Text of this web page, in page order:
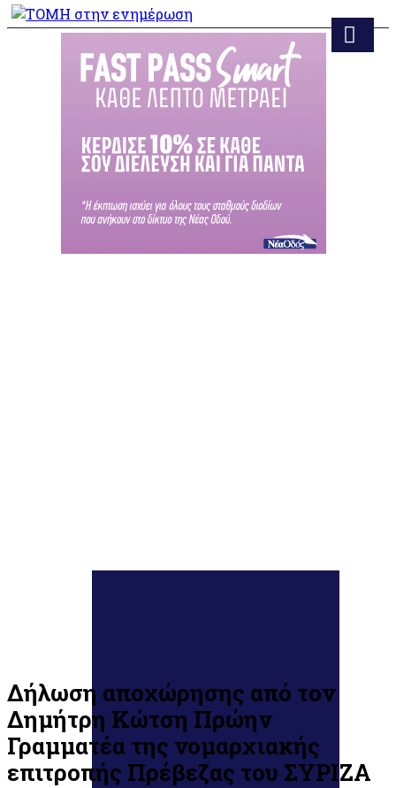
Δήλωση αποχώρησης από τον
Δημήτρη Κώτση Πρώην
Γραμματέα της νομαρχιακής
επιτροπής Πρέβεζας του ΣΥΡΙΖΑ